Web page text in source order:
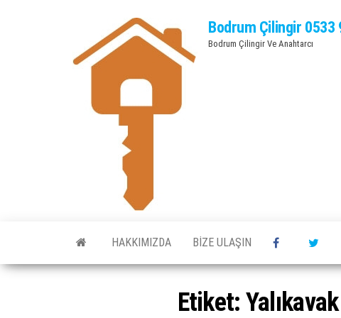
Bodrum Çilingir 0533
Bodrum Çilingir Ve Anahtarcı
HAKKIMIZDA BIZE ULAŞIN
Etiket: